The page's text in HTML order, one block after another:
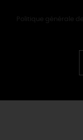
Politique générale